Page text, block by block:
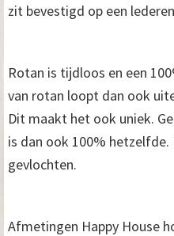
zit bevestigd op een
Rotan is tijdloos en een
van rotan loopt dan ook
Dit maakt het ook uniek.
is dan ook 100%
gevlochten.
Afmetingen Happy House